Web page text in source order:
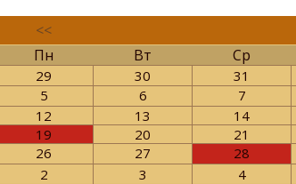
<<
Пн
Вт Ср
29 30 31
5
6 7
12
13 14
19
20 21
26
27 28
2
3 4